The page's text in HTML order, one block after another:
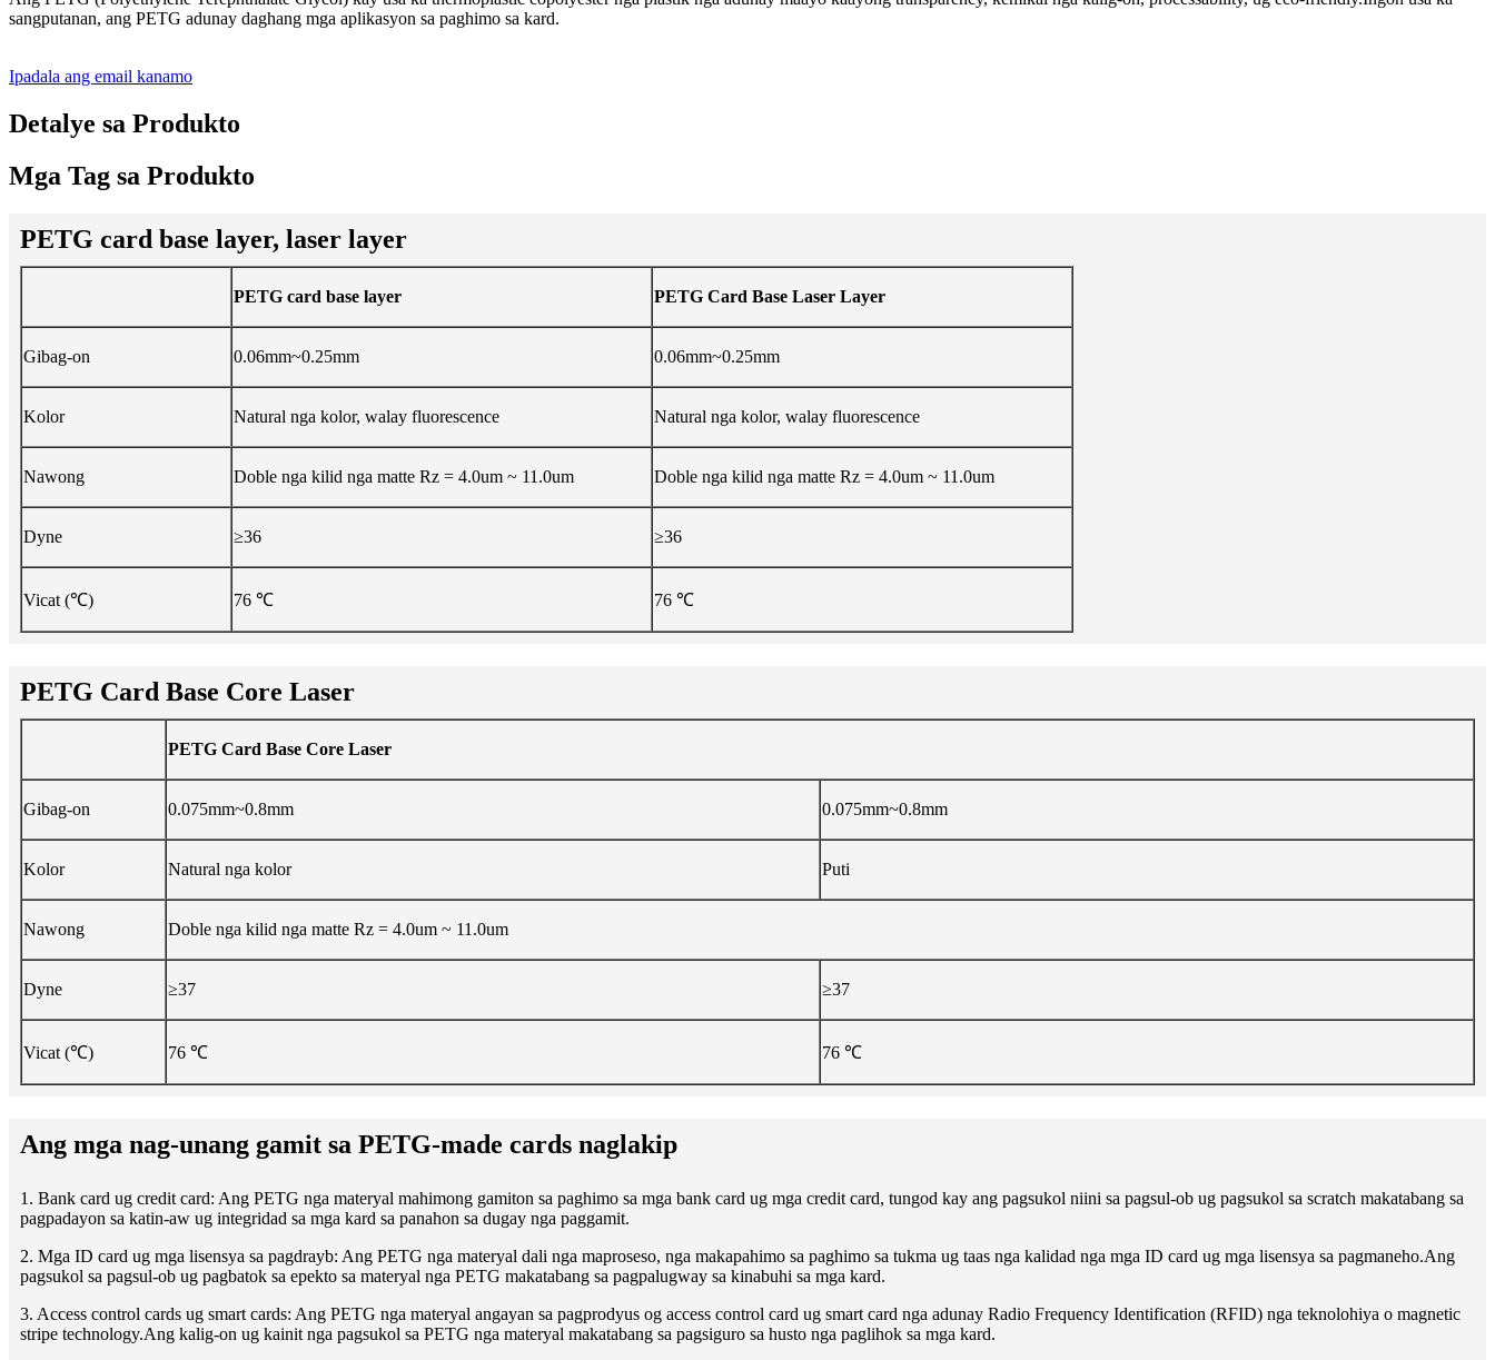
sangputanan, ang PETG adunay daghang mga aplikasyon sa paghimo sa kard.
Ipadala ang email kanamo
Detalye sa Produkto
Mga Tag sa Produkto
PETG card base layer, laser layer
PETG card base layer PETG Card Base Laser Layer
Gibag-on 0.06mm~0.25mm 0.06mm~0.25mm
Kolor Natural nga kolor, walay fluorescence Natural nga kolor, walay fluorescence
Nawong Doble nga kilid nga matte Rz = 4.0um ~ 11.0um Doble nga kilid nga matte Rz = 4.0um ~ 11.0um
Dyne ≥36 ≥36
Vicat (℃) 76 ℃ 76 ℃
PETG Card Base Core Laser
PETG Card Base Core Laser
Gibag-on 0.075mm~0.8mm 0.075mm~0.8mm
Kolor Natural nga kolor Puti
Nawong Doble nga kilid nga matte Rz = 4.0um ~ 11.0um
Dyne ≥37 ≥37
Vicat (℃) 76 ℃ 76 ℃
Ang mga nag-unang gamit sa PETG-made cards naglakip
1. Bank card ug credit card: Ang PETG nga materyal mahimong gamiton sa paghimo sa mga bank card ug mga credit card, tungod kay ang pagsukol niini sa pagsul-ob ug pagsukol sa scratch makatabang sa
pagpadayon sa katin-aw ug integridad sa mga kard sa panahon sa dugay nga paggamit.
2. Mga ID card ug mga lisensya sa pagdrayb: Ang PETG nga materyal dali nga maproseso, nga makapahimo sa paghimo sa tukma ug taas nga kalidad nga mga ID card ug mga lisensya sa pagmaneho.Ang
pagsukol sa pagsul-ob ug pagbatok sa epekto sa materyal nga PETG makatabang sa pagpalugway sa kinabuhi sa mga kard.
3. Access control cards ug smart cards: Ang PETG nga materyal angayan sa pagprodyus og access control card ug smart card nga adunay Radio Frequency Identification (RFID) nga teknolohiya o magnetic
stripe technology.Ang kalig-on ug kainit nga pagsukol sa PETG nga materyal makatabang sa pagsiguro sa husto nga paglihok sa mga kard.